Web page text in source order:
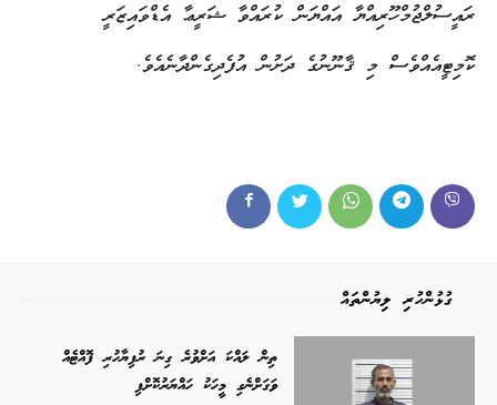
ރައީސުލްޖުމްހޫރިއްޔާ އައްޔަން ކުރައްވާ ޝަރީޢާ އެޑްވައިޒަރީ
ކޮމިޓީއެއްވެސް މި ޤާނޫނުގެ ދަށުން އުފެދިގެންދާނެއެވެ.
ގުޅުންހުރި ލިޔުންތައް
ތިން ލައްކަ އަށްވުރެ ގިނަ ރުފިޔާހުރި ފޮއްޓެއް
ވަގަށްނެގި މީހަކު ހައްޔަރުކޮށްފި